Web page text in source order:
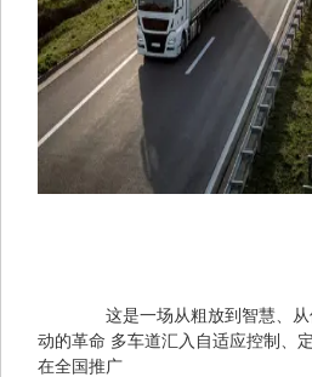
这是一场从粗放到智慧、从
动的革命 多车道汇入自适应控制
在全国推广